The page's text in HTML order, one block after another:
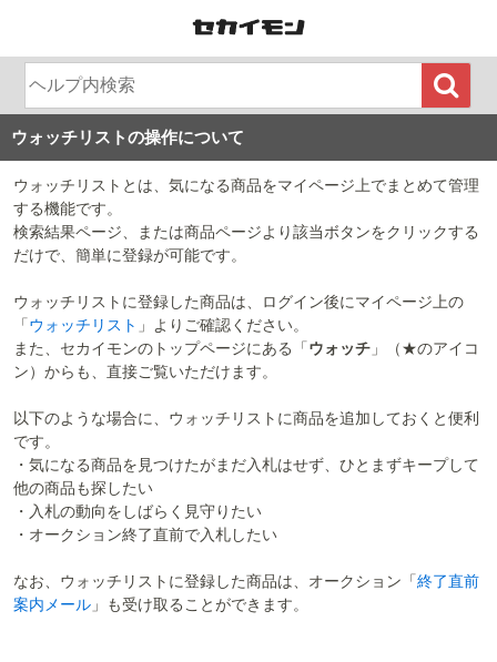
ウォッチリストの操作について
ウォッチリストとは、気になる商品をマイページ上でまとめて管理
する機能です。
検索結果ページ、または商品ページより該当ボタンをクリックする
だけで、簡単に登録が可能です。
ウォッチリストに登録した商品は、ログイン後にマイページ上の
「 ウォッチリスト 」よりご確認ください。
また、セカイモンのトップページにある「 ウォッチ 」（★のアイコ
ン）からも、直接ご覧いただけます。
以下のような場合に、ウォッチリストに商品を追加しておくと便利
です。
・気になる商品を見つけたがまだ入札はせず、ひとまずキープして
他の商品も探したい
・入札の動向をしばらく見守りたい
・オークション終了直前で入札したい
なお、ウォッチリストに登録した商品は、オークション「終了直前
案内メール 」も受け取ることができます。